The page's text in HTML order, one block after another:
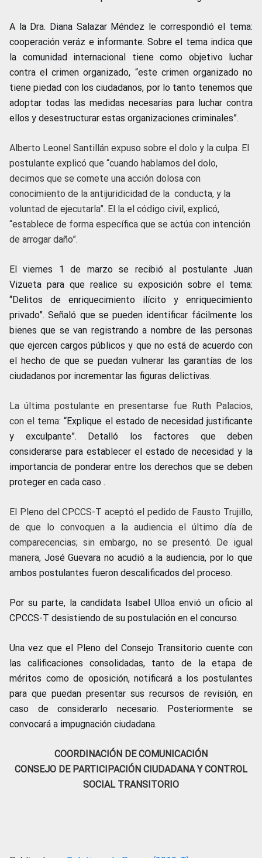
A la Dra. Diana Salazar Méndez le correspondió el tema:
cooperación veráz e informante. Sobre el tema indica que
la comunidad internacional tiene como objetivo luchar
contra el crimen organizado, “este crimen organizado no
tiene piedad con los ciudadanos, por lo tanto tenemos que
adoptar todas las medidas necesarias para luchar contra
ellos y desestructurar estas organizaciones criminales”.
Alberto Leonel Santillán expuso sobre el dolo y la culpa. El
postulante explicó que “cuando hablamos del dolo,
decimos que se comete una acción dolosa con
conocimiento de la antijuridicidad de la conducta, y la
voluntad de ejecutarla”. El la el código civil, explicó,
“establece de forma específica que se actúa con intención
de arrogar daño”.
El viernes 1 de marzo se recibió al postulante Juan
Vizueta para que realice su exposición sobre el tema:
“Delitos de enriquecimiento ilícito y enriquecimiento
privado”. Señaló que se pueden identificar fácilmente los
bienes que se van registrando a nombre de las personas
que ejercen cargos públicos y que no está de acuerdo con
el hecho de que se puedan vulnerar las garantías de los
ciudadanos por incrementar las figuras delictivas.
La última postulante en presentarse fue Ruth Palacios,
con el tema:“Explique el estado de necesidad justificante
y exculpante”. Detalló los factores que deben
considerarse para establecer el estado de necesidad y la
importancia de ponderar entre los derechos que se deben
proteger en cada caso .
El Pleno del CPCCS-T aceptó el pedido de Fausto Trujillo,
de que lo convoquen a la audiencia el último día de
comparecencias; sin embargo, no se presentó. De igual
manera, José Guevara no acudió a la audiencia, por lo que
ambos postulantes fueron descalificados del proceso.
Por su parte, la candidata Isabel Ulloa envió un oficio al
CPCCS-T desistiendo de su postulación en el concurso.
Una vez que el Pleno del Consejo Transitorio cuente con
las calificaciones consolidadas, tanto de la etapa de
méritos como de oposición, notificará a los postulantes
para que puedan presentar sus recursos de revisión, en
caso de considerarlo necesario. Posteriormente se
convocará a impugnación ciudadana.
COORDINACIÓN DE COMUNICACIÓN
CONSEJO DE PARTICIPACIÓN CIUDADANA Y CONTROL
SOCIAL TRANSITORIO